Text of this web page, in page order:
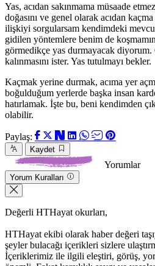
Yas, acıdan sakınmama müsaade
doğasını ve genel olarak acıdan
ilişkiyi sorgularsam kendimdeki
gidilen yöntemlere benim de
görmedikçe yas durmayacak
kalınmasını ister. Yas tutulmayı bekler.
Kaçmak yerine durmak, acıma yer
boğulduğum yerlerde başka insan
hatırlamak. İşte bu, beni kendimden
olabilir.
Paylaş:
Kaydet
Yorumlar
Yorum Kuralları
Değerli HTHayat okurları,
HTHayat ekibi olarak haber değeri
şeyler bulacağı içerikleri sizlere
İçeriklerimiz ile ilgili eleştiri, görüş,